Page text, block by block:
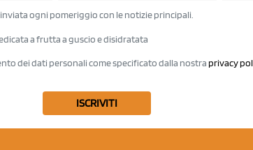
ogni pomeriggio con le notizie principali.
a frutta a guscio e disidratata
dei dati personali come specificato dalla nostra privacy
ISCRIVITI